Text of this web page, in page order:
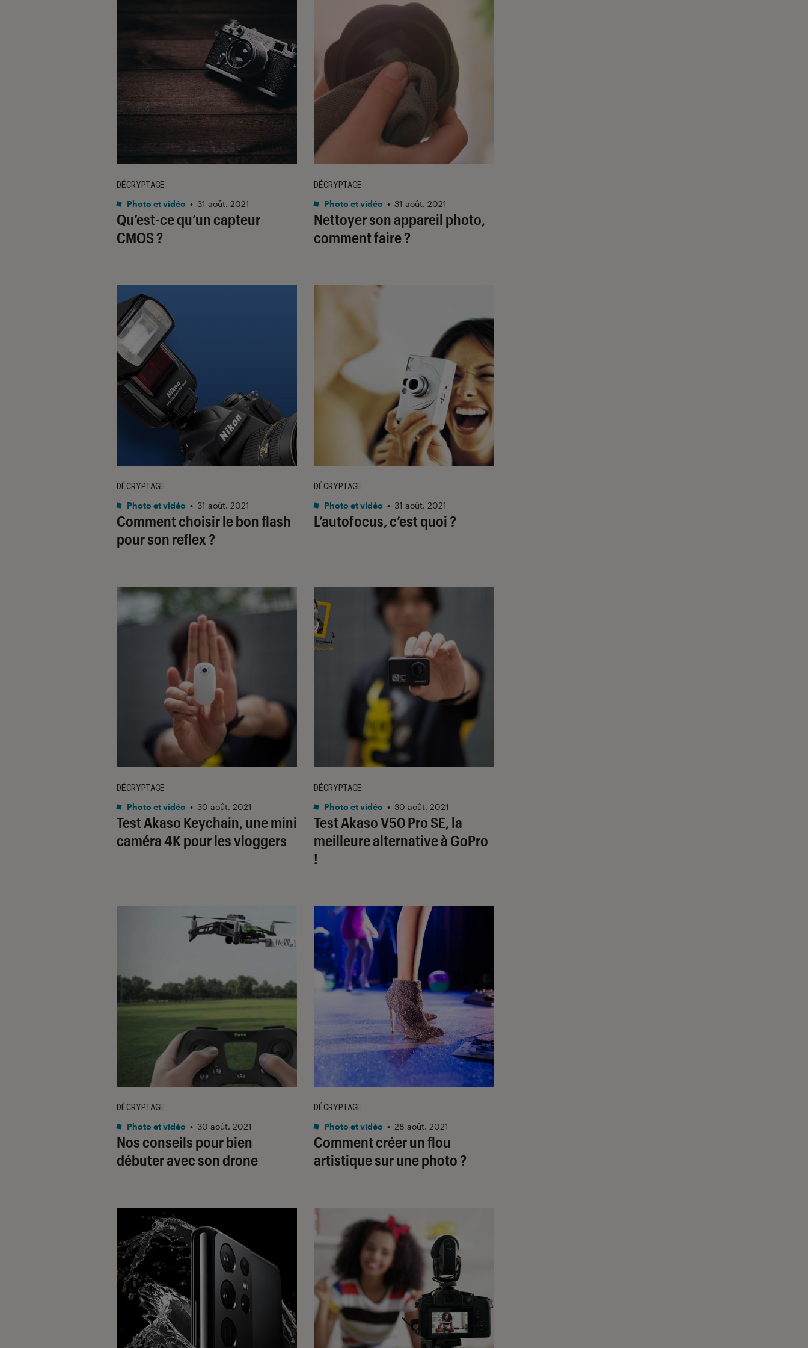
Qu’est-ce qu’un capteur
CMOS ?
DÉCRYPTAGE
Photo et vidéo • 31 août. 2021
Nettoyer son appareil photo,
comment faire ?
DÉCRYPTAGE
Photo et vidéo • 31 août. 2021
Comment choisir le bon flash
pour son reflex ?
DÉCRYPTAGE
Photo et vidéo • 31 août. 2021
L’autofocus, c’est quoi ?
DÉCRYPTAGE
Photo et vidéo • 31 août. 2021
Test Akaso Keychain, une mini
caméra 4K pour les vloggers
DÉCRYPTAGE
Photo et vidéo • 30 août. 2021
Test Akaso V50 Pro SE, la
meilleure alternative à GoPro
!
DÉCRYPTAGE
Photo et vidéo • 30 août. 2021
Nos conseils pour bien
débuter avec son drone
DÉCRYPTAGE
Photo et vidéo • 30 août. 2021
Comment créer un flou
artistique sur une photo ?
DÉCRYPTAGE
Photo et vidéo • 28 août. 2021